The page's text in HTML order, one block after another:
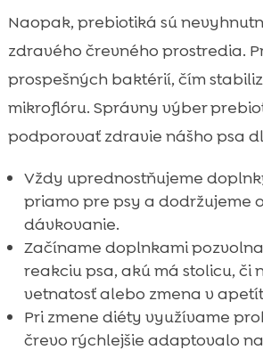
Naopak, prebiotiká sú
zdravého črevného prostredia.
prospešných baktérií, čím
mikroflóru. Správny výber
podporovať zdravie nášho psa
Vždy uprednostňujeme
priamo pre psy a dodržujeme
dávkovanie.
Začíname doplnkami
reakciu psa, akú má stolicu, či
vetnatosť alebo zmena v
Pri zmene diéty využívame
črevo rýchlejšie adaptovalo